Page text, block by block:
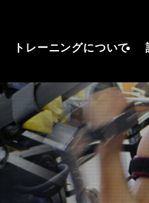
トレーニングについて